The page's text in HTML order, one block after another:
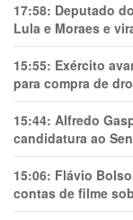
17:58: Deputado
Lula e Moraes e
15:55: Exército
para compra de
15:44: Alfredo
candidatura ao
15:06: Flávio
contas de filme